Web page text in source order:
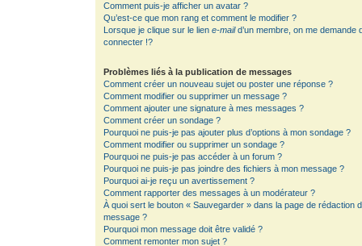
Comment puis-je afficher un avatar ?
Qu’est-ce que mon rang et comment le modifier ?
Lorsque je clique sur le lien e-maild’un membre, on me demande
connecter !?
Problèmes liés à la publication de messages
Comment créer un nouveau sujet ou poster une réponse ?
Comment modifier ou supprimer un message ?
Comment ajouter une signature à mes messages ?
Comment créer un sondage ?
Pourquoi ne puis-je pas ajouter plus d’options à mon sondage ?
Comment modifier ou supprimer un sondage ?
Pourquoi ne puis-je pas accéder à un forum ?
Pourquoi ne puis-je pas joindre des fichiers à mon message ?
Pourquoi ai-je reçu un avertissement ?
Comment rapporter des messages à un modérateur ?
À quoi sert le bouton « Sauvegarder » dans la page de rédaction
message ?
Pourquoi mon message doit être validé ?
Comment remonter mon sujet ?